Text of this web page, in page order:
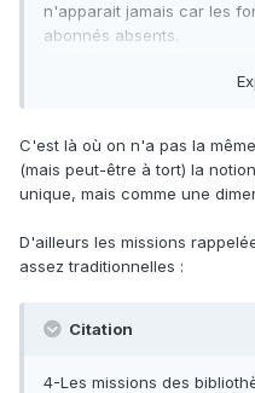
n'apparait jamais car les
abonnés absents.
Un espace que l’on peut
confortable et où l’on peut
Un espace qui éveille un
Un espace dont les
Un espace qui invite à
s’engager dans des
Un espace « thérapeutique
C'est là où on n'a pas la
(mais peut-être à tort) la
unique, mais comme une
D'ailleurs les missions
assez traditionnelles :
Citation
4-Les missions des